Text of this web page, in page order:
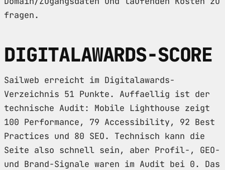
fragen.
DIGITALAWARDS-SCORE
Sailweb erreicht im Digitalawards-
Verzeichnis 51 Punkte. Auffaellig ist der
technische Audit: Mobile Lighthouse zeigt
100 Performance, 79 Accessibility, 92 Best
Practices und 80 SEO. Technisch kann die
Seite also schnell sein, aber Profil-, GEO-
und Brand-Signale waren im Audit bei 0. Das